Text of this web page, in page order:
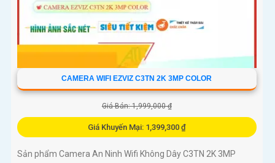
CAMERA WIFI EZVIZ C3TN 2K 3MP COLOR
Giá Bán: 1,999,000 ₫
Giá Khuyến Mại: 1,399,300 ₫
Sản phẩm Camera An Ninh Wifi Không Dây C3TN 2K 3MP